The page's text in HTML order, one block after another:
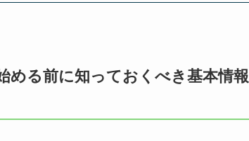
める前に知っておくべき基本情報